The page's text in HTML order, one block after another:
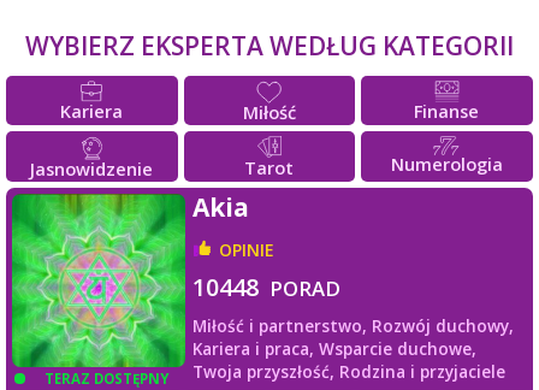
WYBIERZ EKSPERTA WEDŁUG KATEGORII
Kariera Miłość Finanse
Jasnowidzenie Tarot Numerologia
TERAZ DOSTĘPNY
Akia
OPINIE
10448 PORAD
Miłość i partnerstwo, Rozwój duchowy,
Kariera i praca, Wsparcie duchowe,
Twoja przyszłość, Rodzina i przyjaciele